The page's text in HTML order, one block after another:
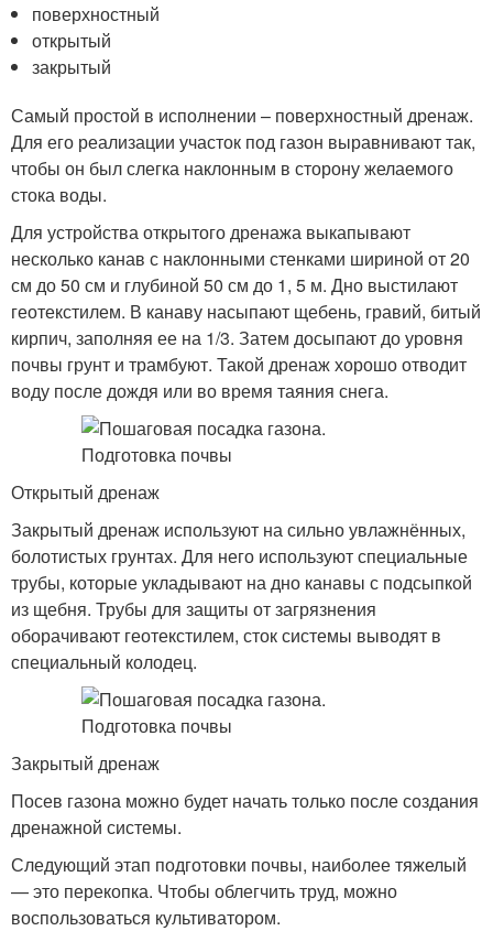
поверхностный
открытый
закрытый
Самый простой в исполнении – поверхностный дренаж.
Для его реализации участок под газон выравнивают так,
чтобы он был слегка наклонным в сторону желаемого
стока воды.
Для устройства открытого дренажа выкапывают
несколько канав с наклонными стенками шириной от 20
см до 50 см и глубиной 50 см до 1, 5 м. Дно выстилают
геотекстилем. В канаву насыпают щебень, гравий, битый
кирпич, заполняя ее на 1/3. Затем досыпают до уровня
почвы грунт и трамбуют. Такой дренаж хорошо отводит
воду после дождя или во время таяния снега.
Открытый дренаж
Закрытый дренаж используют на сильно увлажнённых,
болотистых грунтах. Для него используют специальные
трубы, которые укладывают на дно канавы с подсыпкой
из щебня. Трубы для защиты от загрязнения
оборачивают геотекстилем, сток системы выводят в
специальный колодец.
Закрытый дренаж
Посев газона можно будет начать только после создания
дренажной системы.
Следующий этап подготовки почвы, наиболее тяжелый
— это перекопка. Чтобы облегчить труд, можно
воспользоваться культиватором.